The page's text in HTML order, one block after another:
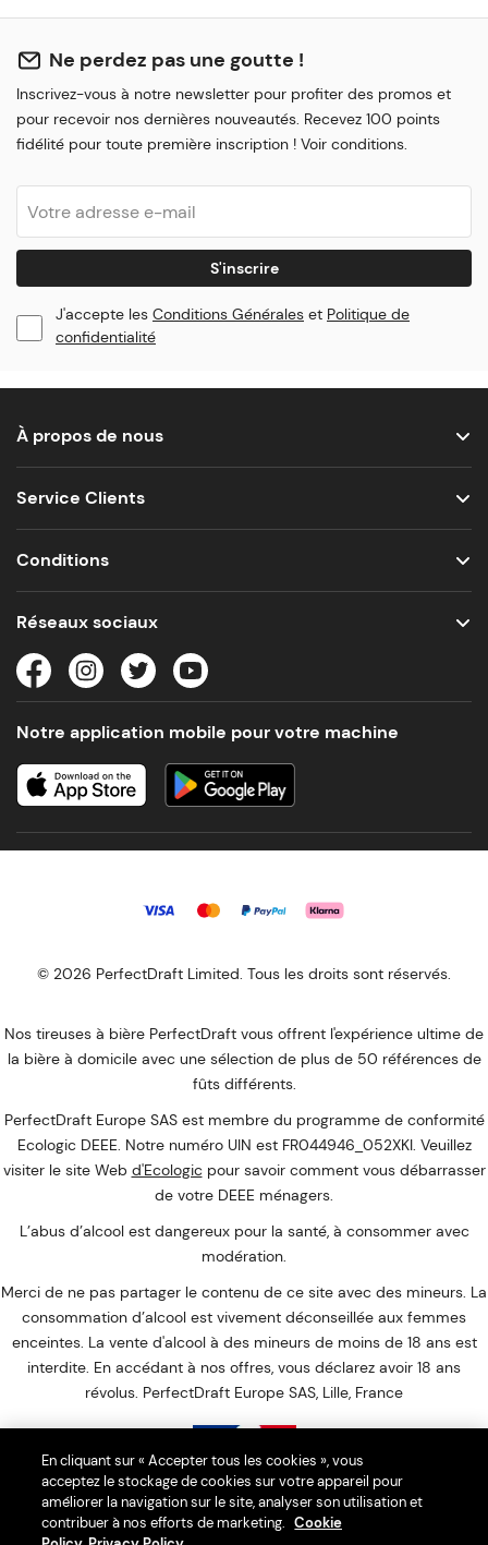
Ne perdez pas une goutte !
Inscrivez-vous à notre newsletter pour profiter des promos et
pour recevoir nos dernières nouveautés. Recevez 100 points
fidélité pour toute première inscription ! Voir conditions.
S'inscrire
J'accepte les Conditions Générales et Politique de
confidentialité
À propos de nous
Service Clients
Conditions
Réseaux sociaux
Notre application mobile pour votre machine
© 2026 PerfectDraft Limited. Tous les droits sont réservés.
Nos tireuses à bière PerfectDraft vous offrent l'expérience ultime de
la bière à domicile avec une sélection de plus de 50 références de
fûts différents.
PerfectDraft Europe SAS est membre du programme de conformité
Ecologic DEEE. Notre numéro UIN est FR044946_052XKI. Veuillez
visiter le site Web d'Ecologic pour savoir comment vous débarrasser
de votre DEEE ménagers.
L’abus d’alcool est dangereux pour la santé, à consommer avec
modération.
Merci de ne pas partager le contenu de ce site avec des mineurs. La
consommation d’alcool est vivement déconseillée aux femmes
enceintes. La vente d'alcool à des mineurs de moins de 18 ans est
interdite. En accédant à nos offres, vous déclarez avoir 18 ans
révolus. PerfectDraft Europe SAS, Lille, France
Interdiction de vente de boissons alcooliques aux mineurs de
moins de 18 ans
En cliquant sur « Accepter tous les cookies », vous
acceptez le stockage de cookies sur votre appareil pour
améliorer la navigation sur le site, analyser son utilisation et
contribuer à nos efforts de marketing. Cookie